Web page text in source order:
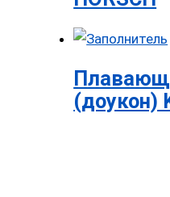
(доукон)